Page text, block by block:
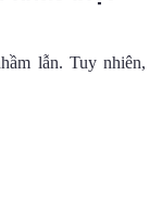
lẫn. Tuy nhiên,